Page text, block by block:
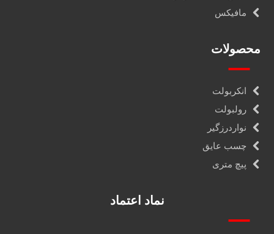
مافیکس
محصولات
انکربولت
رولبولت
نواردرزگیر
چسب عایق
پیچ متری
نماد اعتماد